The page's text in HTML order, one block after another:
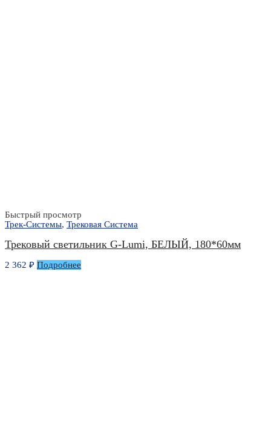
Быстрый просмотр
Трек-Системы, Трековая Система
Трековый светильник G-Lumi, БЕЛЫЙ, 180*60мм
2 362 ₽ Подробнее